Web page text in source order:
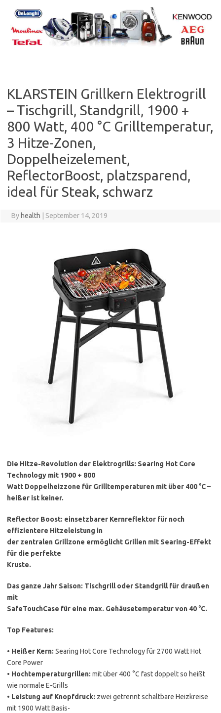
content
KLARSTEIN Grillkern Elektrogrill
– Tischgrill, Standgrill, 1900 +
800 Watt, 400 °C Grilltemperatur,
3 Hitze-Zonen,
Doppelheizelement,
ReflectorBoost, platzsparend,
ideal für Steak, schwarz
By health September 14, 2019
Die Hitze-Revolution der Elektrogrills: Searing Hot Core
Technology mit 1900 + 800
Watt Doppelheizzone für Grilltemperaturen mit über 400 °C –
heißer ist keiner.
Reflector Boost: einsetzbarer Kernreflektor für noch
effizientere Hitzeleistung in
der zentralen Grillzone ermöglicht Grillen mit Searing-Effekt
für die perfekte
Kruste.
Das ganze Jahr Saison: Tischgrill oder Standgrill für draußen
mit
SafeTouchCase für eine max. Gehäusetemperatur von 40 °C.
Top Features:
• Heißer Kern: Searing Hot Core Technology für 2700 Watt Hot
Core Power
• Hochtemperaturgrillen: mit über 400 °C fast doppelt so heißt
wie normale E-Grills
• Leistung auf Knopfdruck: zwei getrennt schaltbare Heizkreise
mit 1900 Watt Basis-